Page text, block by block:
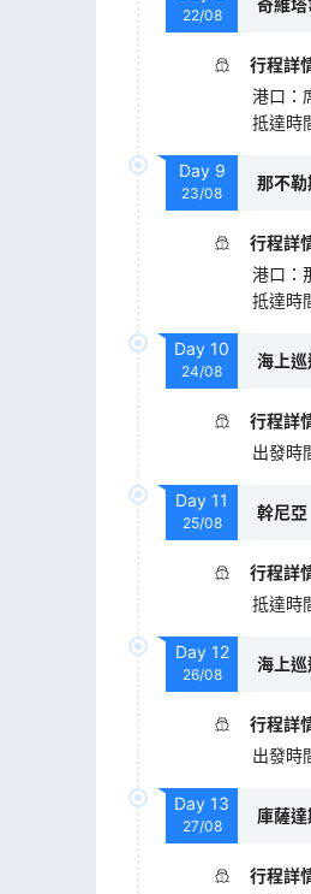
22/08
奇維
行程詳
港口 ：
抵達時
Day 9
23/08
那不勒
行程詳
港口 ：
抵達時
Day 10
24/08
海上巡
行程詳
出發時
Day 11
25/08
幹尼亞
行程詳
抵達時
Day 12
26/08
海上巡
行程詳
出發時
Day 13
27/08
庫薩達
行程詳